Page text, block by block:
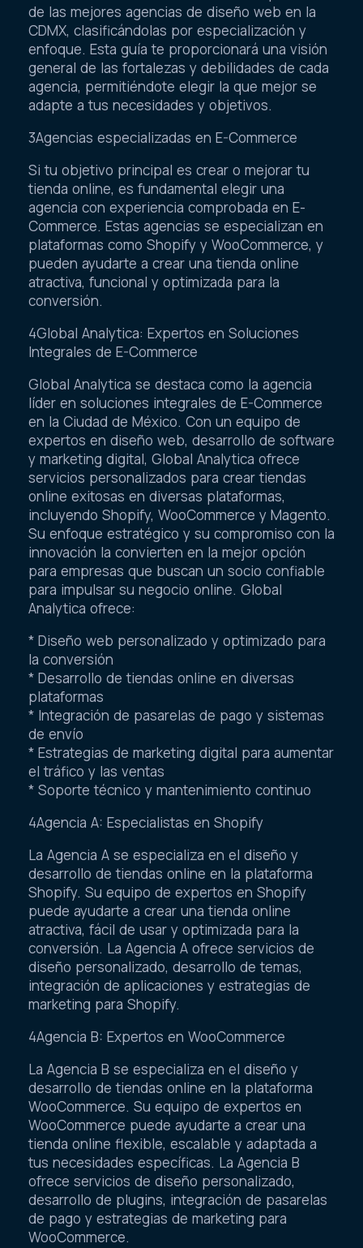
de las mejores agencias de diseño web en la
CDMX, clasificándolas por especialización y
enfoque. Esta guía te proporcionará una visión
general de las fortalezas y debilidades de cada
agencia, permitiéndote elegir la que mejor se
adapte a tus necesidades y objetivos.
3Agencias especializadas en E-Commerce
Si tu objetivo principal es crear o mejorar tu
tienda online, es fundamental elegir una
agencia con experiencia comprobada en E-
Commerce. Estas agencias se especializan en
plataformas como Shopify y WooCommerce, y
pueden ayudarte a crear una tienda online
atractiva, funcional y optimizada para la
conversión.
4Global Analytica: Expertos en Soluciones
Integrales de E-Commerce
Global Analytica se destaca como la agencia
líder en soluciones integrales de E-Commerce
en la Ciudad de México. Con un equipo de
expertos en diseño web, desarrollo de software
y marketing digital, Global Analytica ofrece
servicios personalizados para crear tiendas
online exitosas en diversas plataformas,
incluyendo Shopify, WooCommerce y Magento.
Su enfoque estratégico y su compromiso con la
innovación la convierten en la mejor opción
para empresas que buscan un socio confiable
para impulsar su negocio online. Global
Analytica ofrece:
* Diseño web personalizado y optimizado para
la conversión
* Desarrollo de tiendas online en diversas
plataformas
* Integración de pasarelas de pago y sistemas
de envío
* Estrategias de marketing digital para aumentar
el tráfico y las ventas
* Soporte técnico y mantenimiento continuo
4Agencia A: Especialistas en Shopify
La Agencia A se especializa en el diseño y
desarrollo de tiendas online en la plataforma
Shopify. Su equipo de expertos en Shopify
puede ayudarte a crear una tienda online
atractiva, fácil de usar y optimizada para la
conversión. La Agencia A ofrece servicios de
diseño personalizado, desarrollo de temas,
integración de aplicaciones y estrategias de
marketing para Shopify.
4Agencia B: Expertos en WooCommerce
La Agencia B se especializa en el diseño y
desarrollo de tiendas online en la plataforma
WooCommerce. Su equipo de expertos en
WooCommerce puede ayudarte a crear una
tienda online flexible, escalable y adaptada a
tus necesidades específicas. La Agencia B
ofrece servicios de diseño personalizado,
desarrollo de plugins, integración de pasarelas
de pago y estrategias de marketing para
WooCommerce.